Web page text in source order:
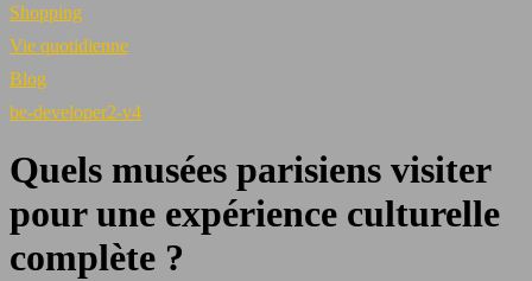
Shopping
Vie quotidienne
Blog
be-developer2-v4
Quels musées parisiens visiter
pour une expérience culturelle
complète ?